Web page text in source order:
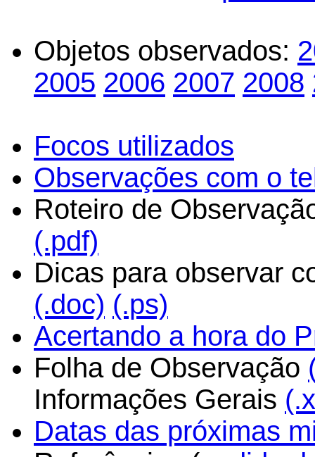
Objetos observados:
2005 2006 2007 2008
Focos utilizados
Observações com o
Roteiro de
(.pdf)
Dicas para observar
(.doc) (.ps)
Acertando a hora do
Folha de Observação
Informações Gerais
Datas das próximas